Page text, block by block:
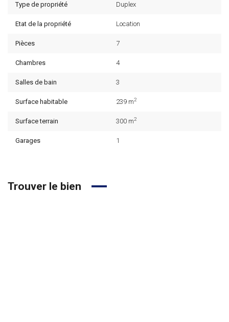
Type de propriété Duplex
Etat de la propriété Location
Pièces 7
Chambres 4
Salles de bain 3
Surface habitable 239 m2
Surface terrain 300 m2
Garages 1
Trouver le bien